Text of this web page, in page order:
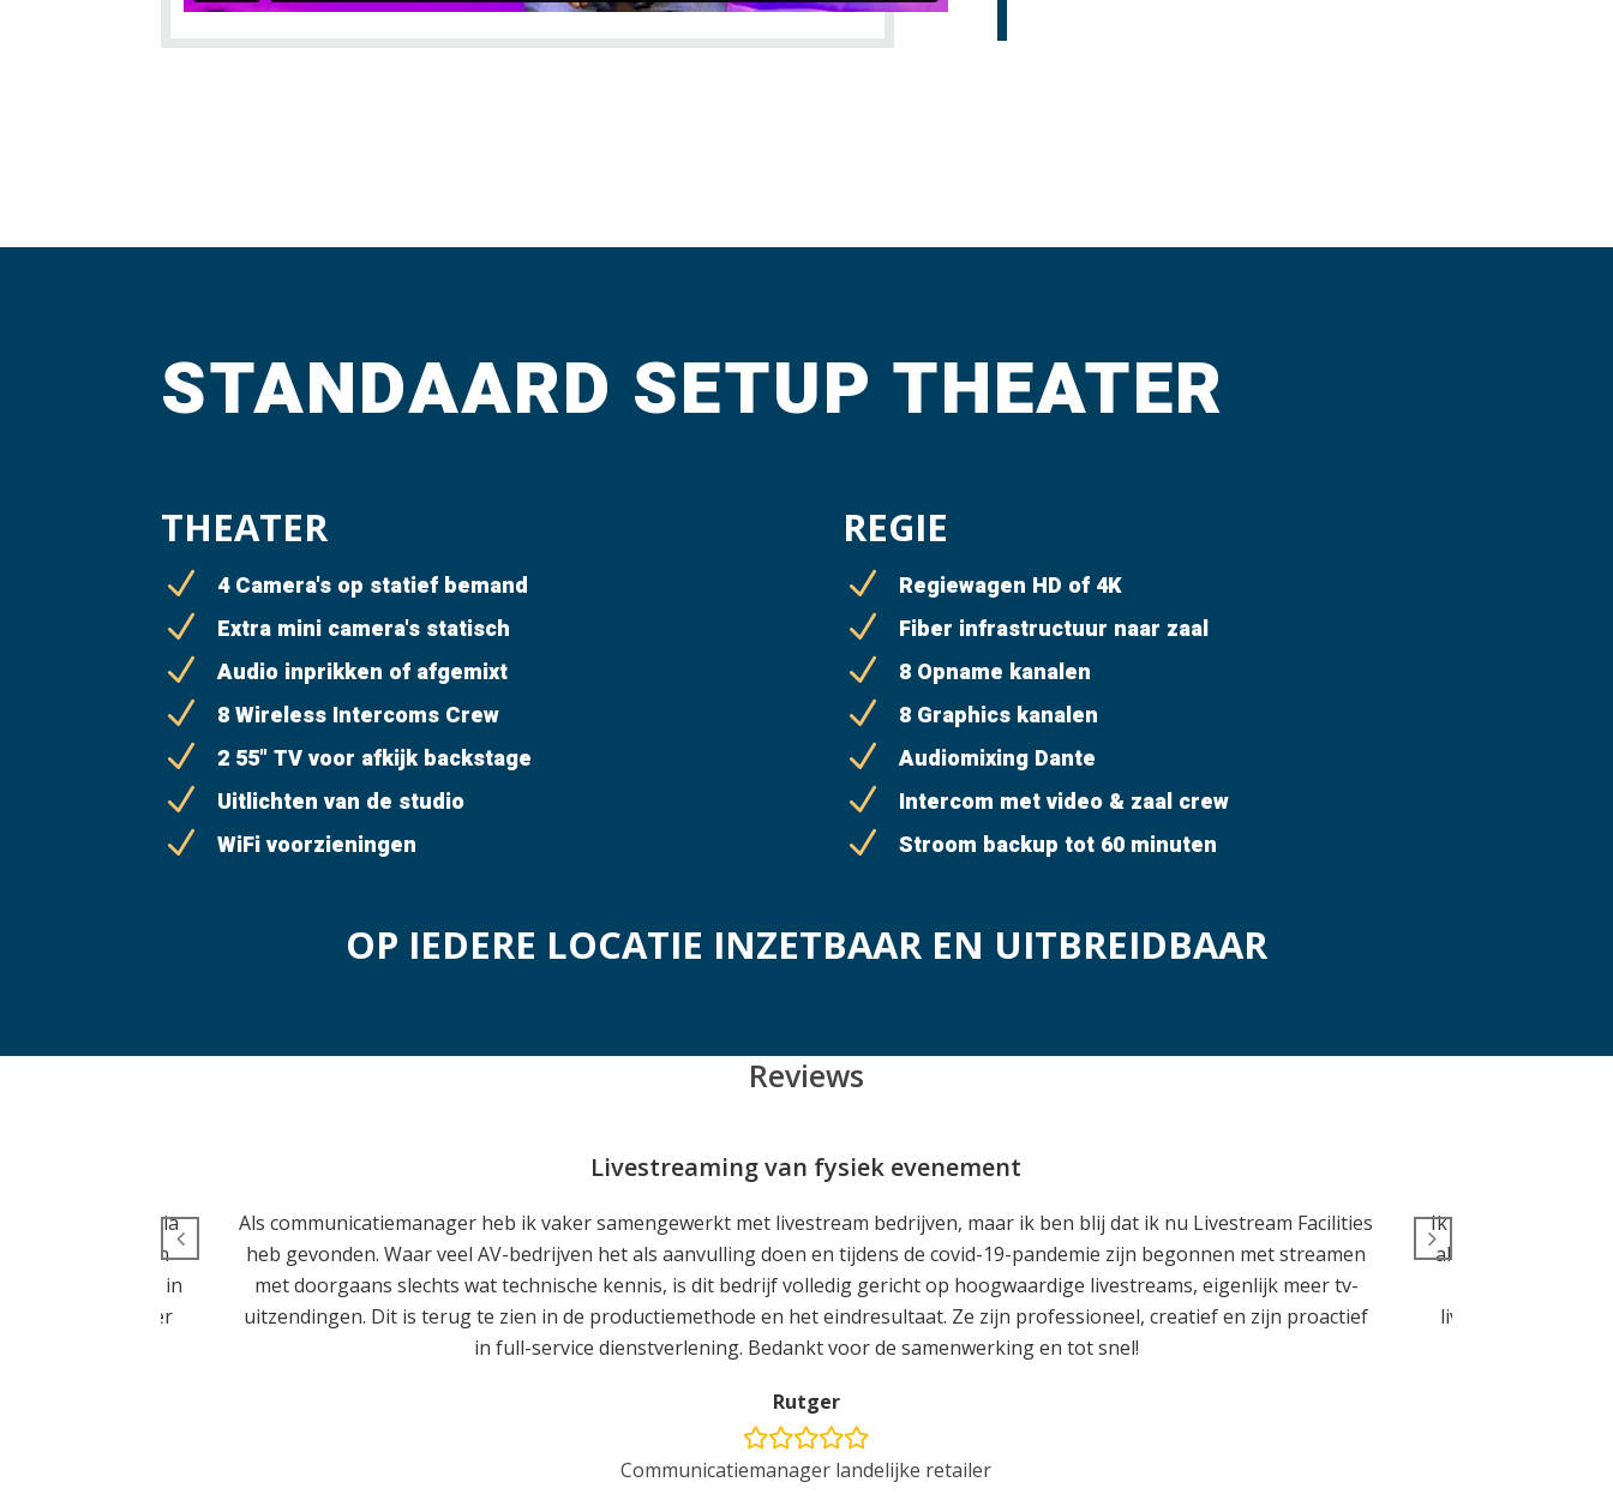
STANDAARD SETUP THEATER
THEATER
N 4 Camera's op statief bemand
N Extra mini camera's statisch
N Audio inprikken of afgemixt
N 8 Wireless Intercoms Crew
N 2 55" TV voor afkijk backstage
N Uitlichten van de studio
N WiFi voorzieningen
REGIE
N Regiewagen HD of 4K
N Fiber infrastructuur naar zaal
N 8 Opname kanalen
N 8 Graphics kanalen
N Audiomixing Dante
N Intercom met video & zaal crew
N Stroom backup tot 60 minuten
OP IEDERE LOCATIE INZETBAAR EN UITBREIDBAAR
Reviews
verbinden via
vinden voor een
30 personen in
Volgende keer
Livestreaming van fysiek evenement
Als communicatiemanager heb ik vaker samengewerkt met livestream bedrijven, maar ik ben blij dat ik nu Livestream Facilities
heb gevonden. Waar veel AV-bedrijven het als aanvulling doen en tijdens de covid-19-pandemie zijn begonnen met streamen
met doorgaans slechts wat technische kennis, is dit bedrijf volledig gericht op hoogwaardige livestreams, eigenlijk meer tv-
uitzendingen. Dit is terug te zien in de productiemethode en het eindresultaat. Ze zijn professioneel, creatief en zijn proactief
in full-service dienstverlening. Bedankt voor de samenwerking en tot snel!
Rutger
Communicatiemanager landelijke retailer
Ik ben zeer
alles vlekkeloos
livestreams, dus